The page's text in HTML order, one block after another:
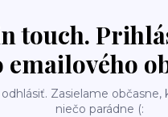
touch.
emailového
Zasielame
niečo parádne (: